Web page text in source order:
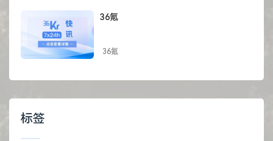
36氪
36氪
标签